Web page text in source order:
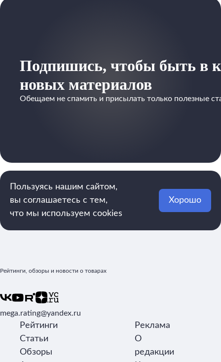
Подпишись, чтобы быть в
новых материалов
Обещаем не спамить и присылать только полезные
Рейтинги, обзоры и новости о товарах
mega.rating@yandex.ru
Рейтинги
Статьи
Обзоры
Реклама
О
редакции
Пользуясь нашим сайтом,
вы соглашаетесь с тем,
что мы используем cookies
Хорошо